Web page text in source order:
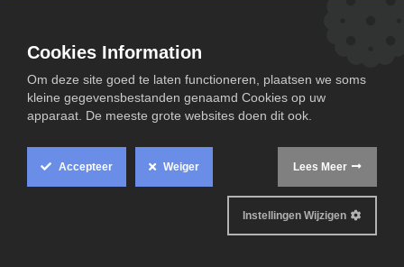
Startpagina
Over ons
Onderhoud
Werken bij
My Watergenius
Cookies Information
Om deze site goed te laten functioneren, plaatsen we soms
kleine gegevensbestanden genaamd Cookies op uw
apparaat. De meeste grote websites doen dit ook.
Accepteer Weiger Lees Meer
Instellingen Wijzigen